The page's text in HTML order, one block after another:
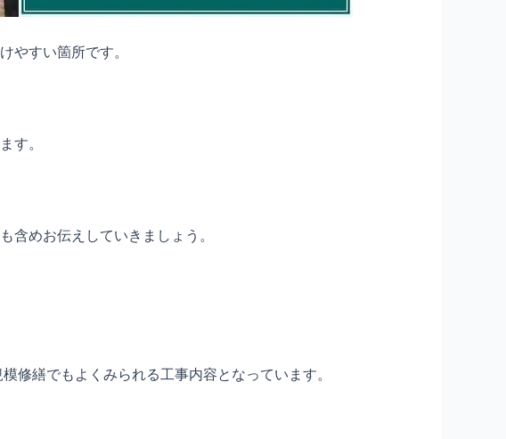
やすい箇所です。
す。
めお伝えしていきましょう。
修繕でもよくみられる工事内容となっています。